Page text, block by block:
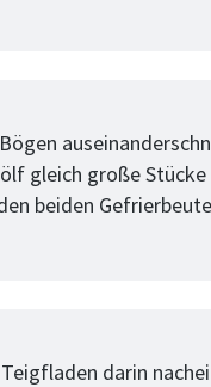
gleich große Stücke
beiden
darin